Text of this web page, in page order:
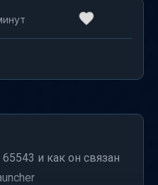
и как он связан